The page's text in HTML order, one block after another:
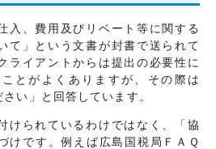
、費用及びリベート等に関する
て」という文書が封書で送られて
ライアントからは提出の必要性に
とがよくありますが、その際は
い」と回答しています。
けられているわけではなく、「協
けです。例えば広島国税局ＦＡＱ